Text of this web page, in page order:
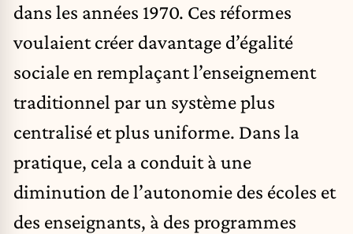
dans les années 1970. Ces réformes
voulaient créer davantage d’égalité
sociale en remplaçant l’enseignement
traditionnel par un système plus
centralisé et plus uniforme. Dans la
pratique, cela a conduit à une
diminution de l’autonomie des écoles et
des enseignants, à des programmes